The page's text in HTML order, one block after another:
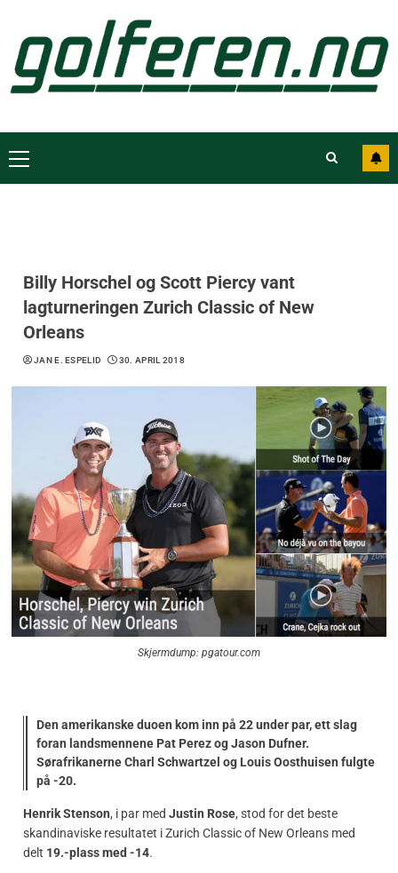
Billy Horschel og Scott Piercy vant
lagturneringen Zurich Classic of New
Orleans
JAN E. ESPELID 30. APRIL 2018
Skjermdump: pgatour.com
Den amerikanske duoen kom inn på 22 under par, ett slag
foran landsmennene Pat Perez og Jason Dufner.
Sørafrikanerne Charl Schwartzel og Louis Oosthuisen fulgte
på -20.
Henrik Stenson, i par med Justin Rose, stod for det beste
skandinaviske resultatet i Zurich Classic of New Orleans med
delt 19.-plass med -14.